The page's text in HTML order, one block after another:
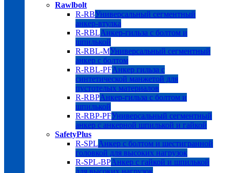
Rawlbolt
R-RBУниверсальный сегментный
анкер-втулка
R-RBLАнкер-гильза с болтом и
шпилькой
R-RBL-MУниверсальный сегментный
анкер с болтом
R-RBL-PFАнкер гильза с
синтетической манжетой для
пустотелых материалов
R-RBPАнкер-гильза с болтом и
шпилькой
R-RBP-PFУниверсальный сегментный
анкер с анкерной шпилькой и гайкой
SafetyPlus
R-SPLАнкер с болтом и шестигранной
головкой для высоких нагрузок
R-SPL-BPАнкер с гайкой и шпилькой
для высоких нагрузок